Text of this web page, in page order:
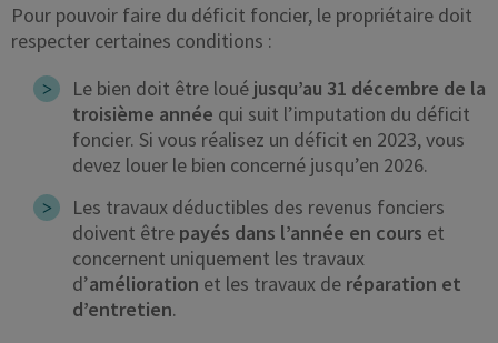
Pour pouvoir faire du déficit foncier, le propriétaire doit
respecter certaines conditions :
Le bien doit être loué jusqu’au 31 décembre de la
troisième année qui suit l’imputation du déficit
foncier. Si vous réalisez un déficit en 2023, vous
devez louer le bien concerné jusqu’en 2026.
Les travaux déductibles des revenus fonciers
doivent être payés dans l’année en cours et
concernent uniquement les travaux
d’amélioration et les travaux de réparation et
d’entretien.